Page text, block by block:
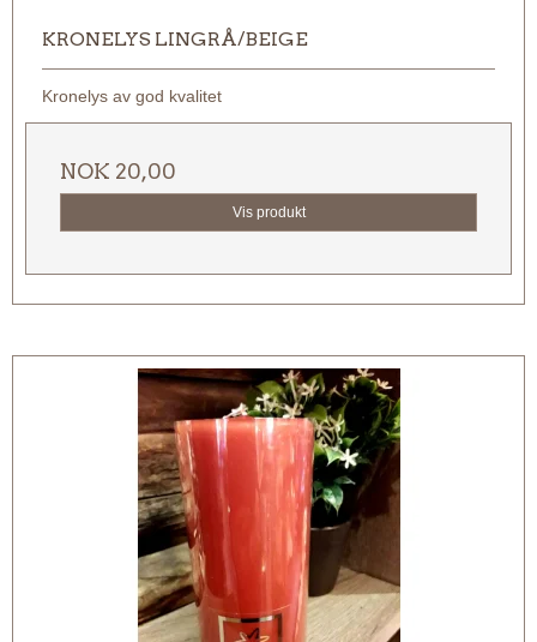
KRONELYS LINGRÅ/BEIGE
Kronelys av god kvalitet
NOK 20,00
Vis produkt